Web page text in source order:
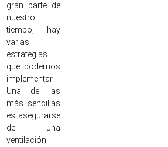
gran parte de
nuestro
tiempo, hay
varias
estrategias
que podemos
implementar.
Una de las
más sencillas
es asegurarse
de una
ventilación